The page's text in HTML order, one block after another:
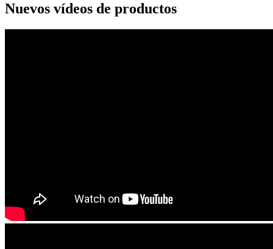
Nuevos vídeos de productos